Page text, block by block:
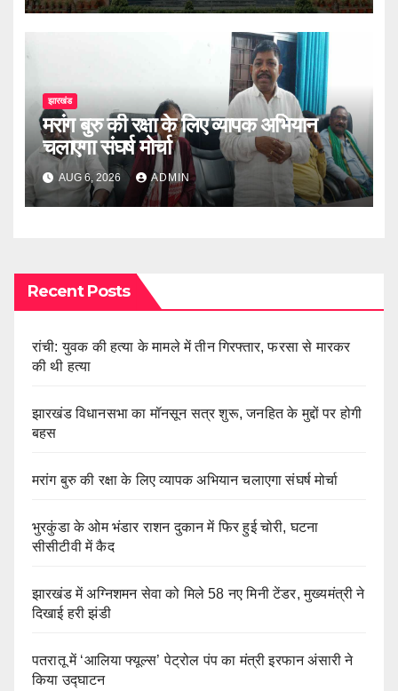
झारखंड
मरांग बुरु की रक्षा के लिए व्यापक अभियान
चलाएगा संघर्ष मोर्चा
AUG 6, 2026 ADMIN
Recent Posts
रांची: युवक की हत्या के मामले में तीन गिरफ्तार, फरसा से मारकर
की थी हत्या
झारखंड विधानसभा का मॉनसून सत्र शुरू, जनहित के मुद्दों पर होगी
बहस
मरांग बुरु की रक्षा के लिए व्यापक अभियान चलाएगा संघर्ष मोर्चा
भुरकुंडा के ओम भंडार राशन दुकान में फिर हुई चोरी, घटना
सीसीटीवी में कैद
झारखंड में अग्निशमन सेवा को मिले 58 नए मिनी टेंडर, मुख्यमंत्री ने
दिखाई हरी झंडी
पतरातू में ‘आलिया फ्यूल्स’ पेट्रोल पंप का मंत्री इरफान अंसारी ने
किया उद्घाटन